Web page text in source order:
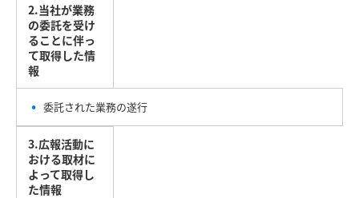
2.当社が業務
の委託を受け
ることに伴っ
て取得した情
報
委託された業務の遂行
3.広報活動に
おける取材に
よって取得し
た情報